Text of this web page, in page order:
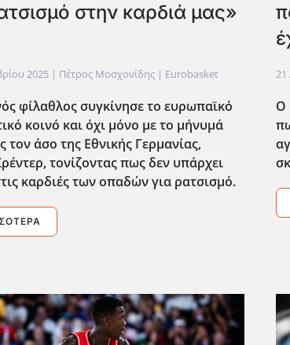
στην καρδιά μας»
2025 | Πέτρος Μοσχονίδης | Eurobasket
φίλαθλος συγκίνησε το ευρωπαϊκό
κοινό και όχι μόνο με το μήνυμά
τον άσο της Εθνικής Γερμανίας,
τονίζοντας πως δεν υπάρχει
καρδιές των οπαδών για ρατσισμό.
21
Ο